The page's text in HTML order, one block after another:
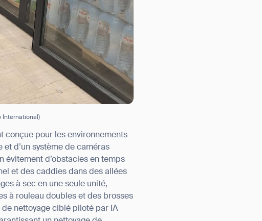
International)
conçue pour les environnements
d’un système de caméras
évitement d’obstacles en temps
et des caddies dans des allées
à sec en une seule unité,
à rouleau doubles et des brosses
de nettoyage ciblé piloté par IA